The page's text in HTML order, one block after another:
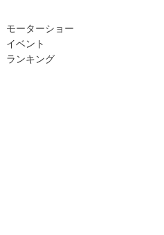
モーターショー
イベント
ランキング